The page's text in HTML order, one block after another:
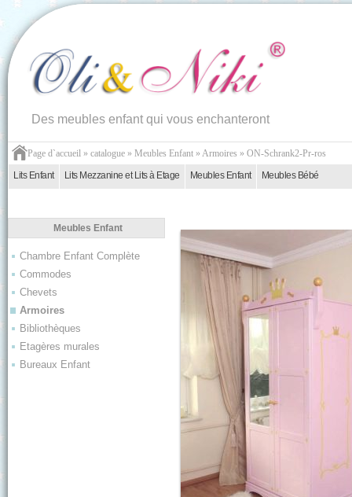
Des meubles enfant qui vous enchanteront
Page d`accueil » catalogue » Meubles Enfant »Armoires » ON-Schrank2-Pr-ros
Lits Enfant
Lits Mezzanine et Lits à Etage Meubles Enfant Meubles Bébé
Meubles Enfant
Chambre Enfant Complète
Commodes
Chevets
Armoires
Bibliothèques
Etagères murales
Bureaux Enfant